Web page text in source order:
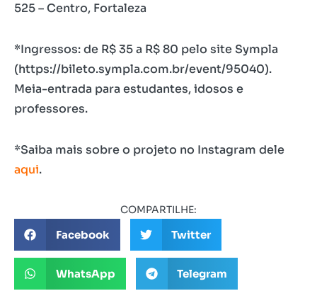
525 – Centro, Fortaleza
*Ingressos: de R$ 35 a R$ 80 pelo site Sympla
(https://bileto.sympla.com.br/event/95040).
Meia-entrada para estudantes, idosos e
professores.
*Saiba mais sobre o projeto no Instagram dele
aqui.
COMPARTILHE:
Facebook Twitter
WhatsApp Telegram